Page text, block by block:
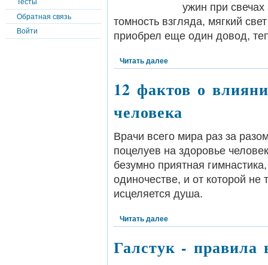
Тесты
Обратная связь
Войти
ужин при свечах
томность взгляда, мягкий
приобрел еще один довод,
Читать далее
12 фактов о
человека
Врачи всего мира раз за
поцелуев на здоровье
безумно приятная
одиночестве, и от которой не
исцеляется душа.
Читать далее
Галстук - правила